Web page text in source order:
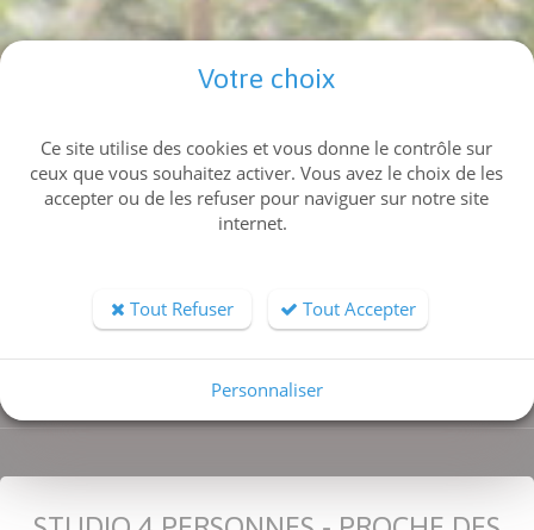
Type de bien
Votre choix
Ce site utilise des cookies et vous donne le contrôle sur
ceux que vous souhaitez activer. Vous avez le choix de les
accepter ou de les refuser pour naviguer sur notre site
internet.
Tout Refuser Tout Accepter
Personnaliser